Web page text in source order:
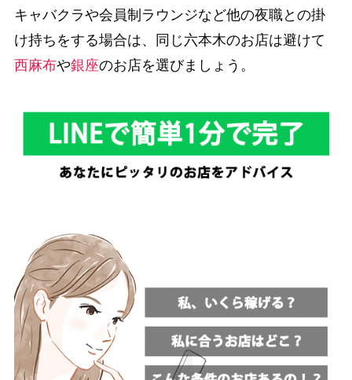
キャバクラや会員制ラウンジなど他の夜職との掛
け持ちをする場合は、同じ六本木のお店は避けて
西麻布や銀座のお店を選びましょう。